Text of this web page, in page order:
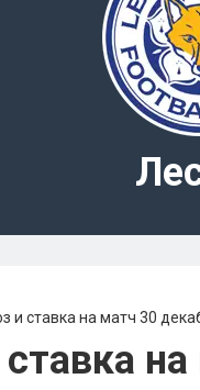
и ставка на матч 30